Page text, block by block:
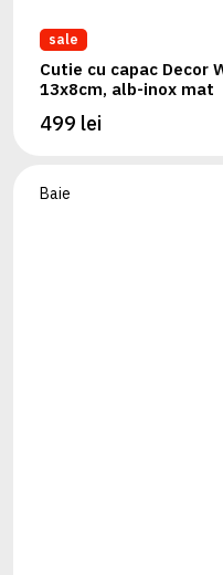
sale
Cutie cu capac Decor
13x8cm, alb-inox mat
499 lei
Baie